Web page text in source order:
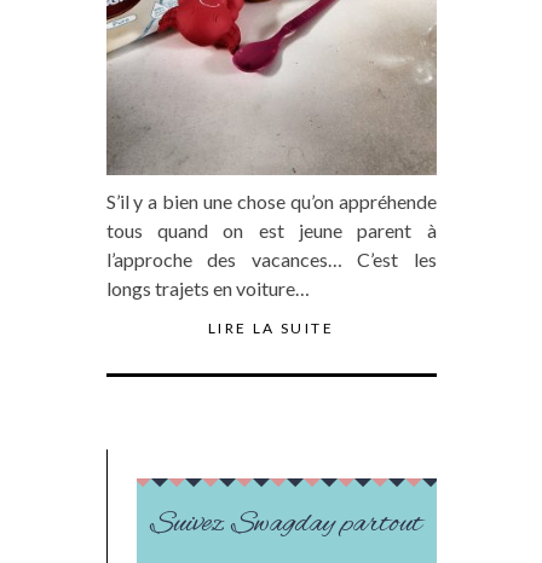
S’il y a bien une chose qu’on appréhende
tous quand on est jeune parent à
l’approche des vacances… C’est les
longs trajets en voiture…
LIRE LA SUITE
Suivez Swagday partout